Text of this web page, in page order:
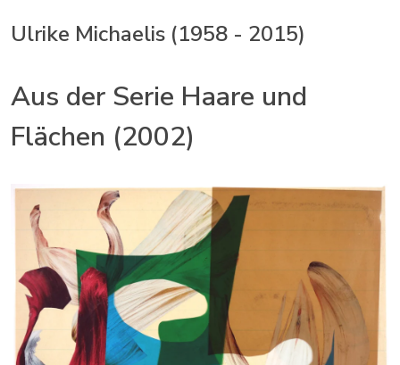
Ulrike Michaelis (1958 - 2015)
Aus der Serie Haare und
Flächen (2002)